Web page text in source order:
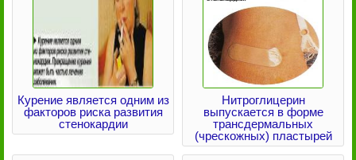
Курение является одним из
факторов риска развития
стенокардии
Нитроглицерин
выпускается в форме
трансдермальных
(чрескожных) пластырей